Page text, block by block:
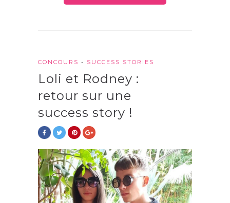
CONCOURS - SUCCESS STORIES
Loli et Rodney :
retour sur une
success story !